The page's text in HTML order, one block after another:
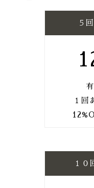
５
１回
１０